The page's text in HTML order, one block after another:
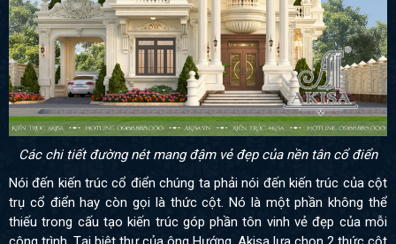
Các chi tiết đường nét mang đậm vẻ đẹp của nền tân cổ điển
Nói đến kiến trúc cổ điển chúng ta phải nói đến kiến trúc của cột
trụ cổ điển hay còn gọi là thức cột. Nó là một phần không thể
thiếu trong cấu tạo kiến trúc góp phần tôn vinh vẻ đẹp của mỗi